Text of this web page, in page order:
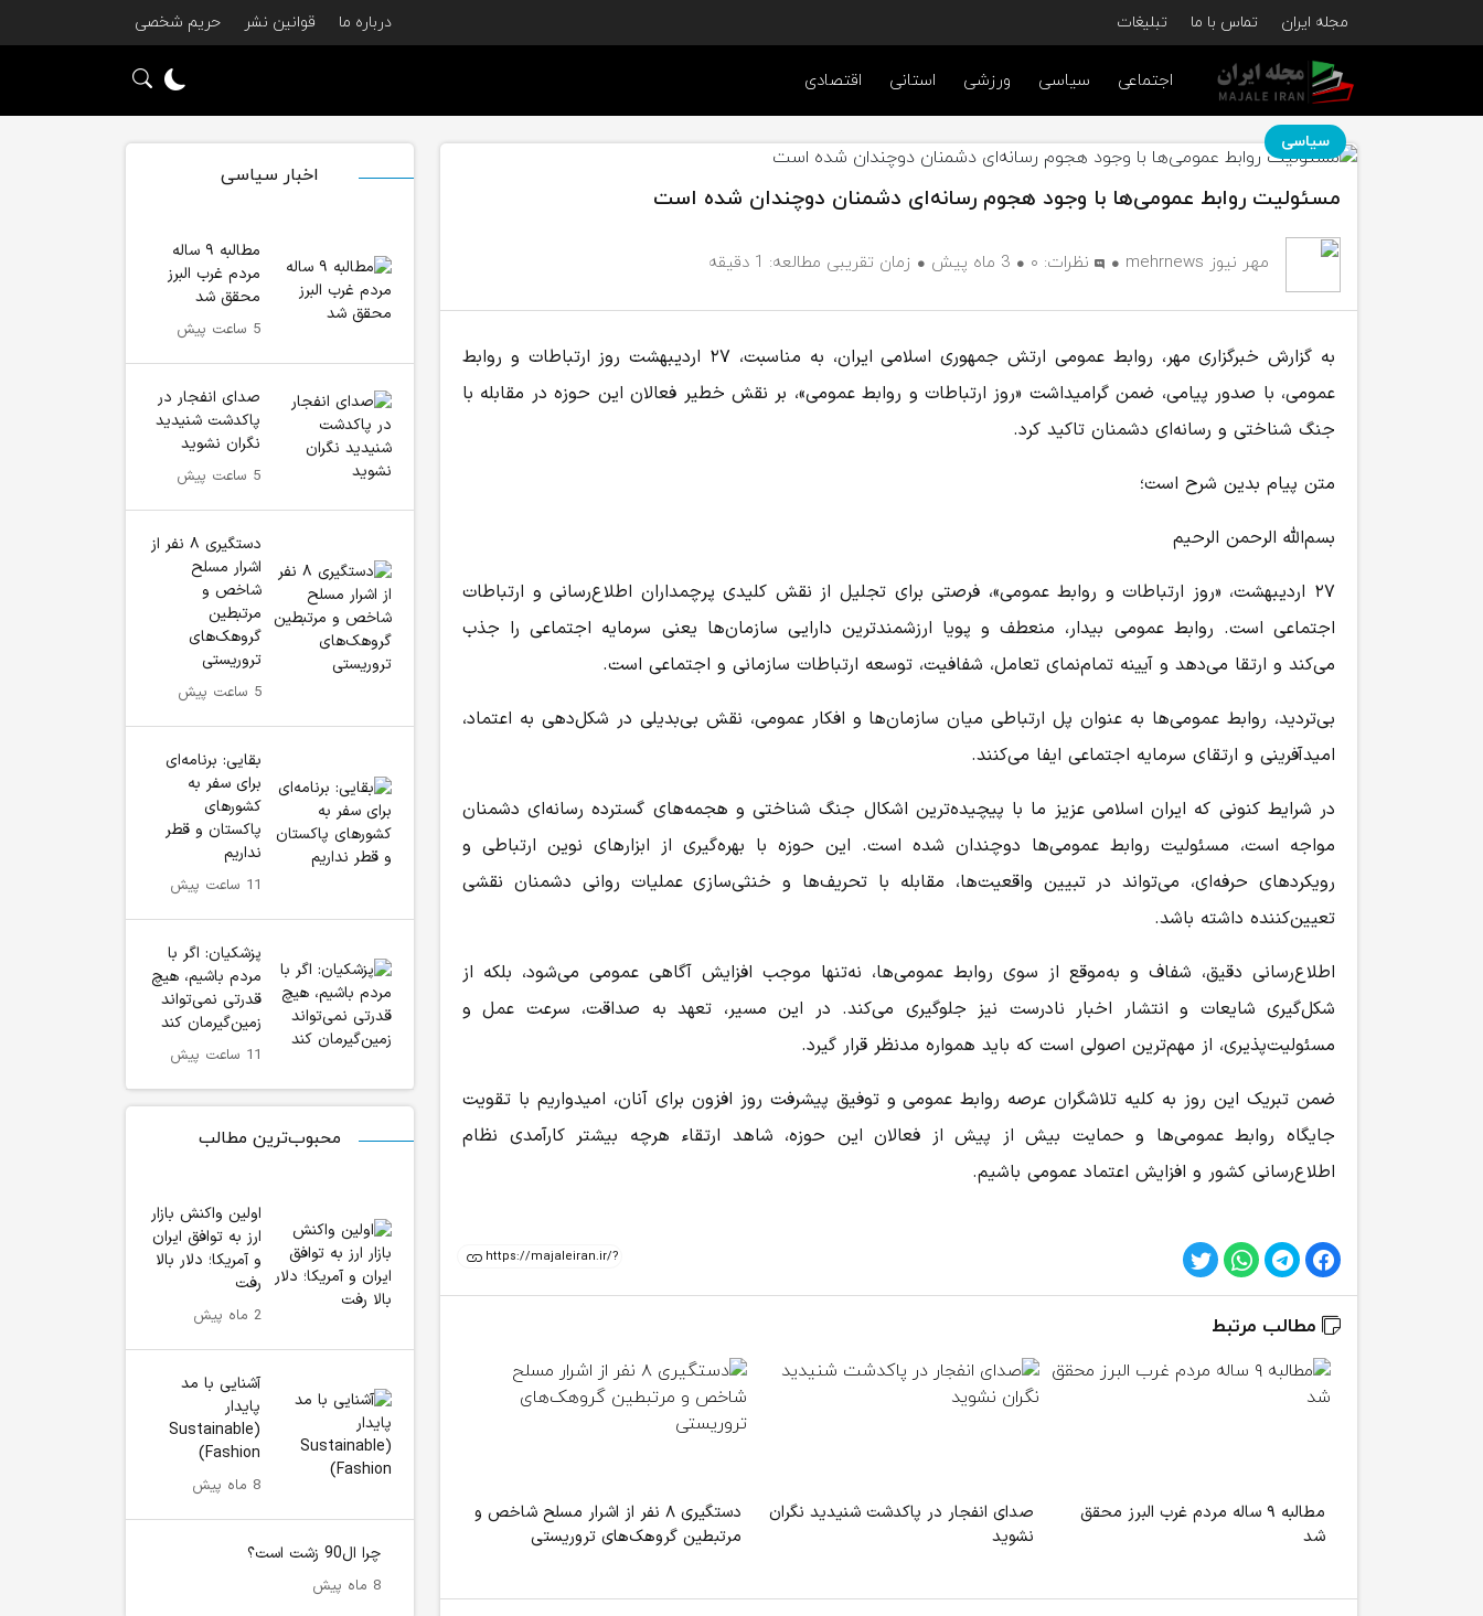
مجله ایران تماس با ما تبلیغات درباره ما قوانین نشر حریم شخصی
اجتماعی سیاسی ورزشی استانی اقتصادی
سیاسی
مسئولیت روابط عمومی‌ها با وجود هجوم رسانه‌ای دشمنان دوچندان شده است
مهر نیوز mehrnews نظرات: ۰ 3 ماه پیش زمان تقریبی مطالعه: 1 دقیقه
به گزارش خبرگزاری مهر، روابط عمومی ارتش جمهوری اسلامی ایران، به مناسبت، ۲۷ اردیبهشت روز ارتباطات و روابط
عمومی، با صدور پیامی، ضمن گرامیداشت «روز ارتباطات و روابط عمومی»، بر نقش خطیر فعالان این حوزه در مقابله با
جنگ شناختی و رسانه‌ای دشمنان تاکید کرد.
متن پیام بدین شرح است؛
بسم‌الله الرحمن الرحیم
۲۷ اردیبهشت، «روز ارتباطات و روابط عمومی»، فرصتی برای تجلیل از نقش کلیدی پرچمداران اطلاع‌رسانی و ارتباطات
اجتماعی است. روابط عمومی بیدار، منعطف و پویا ارزشمندترین دارایی سازمان‌ها یعنی سرمایه اجتماعی را جذب
می‌کند و ارتقا می‌دهد و آیینه تمام‌نمای تعامل، شفافیت، توسعه ارتباطات سازمانی و اجتماعی است.
بی‌تردید، روابط عمومی‌ها به عنوان پل ارتباطی میان سازمان‌ها و افکار عمومی، نقش بی‌بدیلی در شکل‌دهی به اعتماد،
امیدآفرینی و ارتقای سرمایه اجتماعی ایفا می‌کنند.
در شرایط کنونی که ایران اسلامی عزیز ما با پیچیده‌ترین اشکال جنگ شناختی و هجمه‌های گسترده رسانه‌ای دشمنان
مواجه است، مسئولیت روابط عمومی‌ها دوچندان شده است. این حوزه با بهره‌گیری از ابزارهای نوین ارتباطی و
رویکردهای حرفه‌ای، می‌تواند در تبیین واقعیت‌ها، مقابله با تحریف‌ها و خنثی‌سازی عملیات روانی دشمنان نقشی
تعیین‌کننده داشته باشد.
اطلاع‌رسانی دقیق، شفاف و به‌موقع از سوی روابط عمومی‌ها، نه‌تنها موجب افزایش آگاهی عمومی می‌شود، بلکه از
شکل‌گیری شایعات و انتشار اخبار نادرست نیز جلوگیری می‌کند. در این مسیر، تعهد به صداقت، سرعت عمل و
مسئولیت‌پذیری، از مهم‌ترین اصولی است که باید همواره مدنظر قرار گیرد.
ضمن تبریک این روز به کلیه تلاشگران عرصه روابط عمومی و توفیق پیشرفت روز افزون برای آنان، امیدواریم با تقویت
جایگاه روابط عمومی‌ها و حمایت بیش از پیش از فعالان این حوزه، شاهد ارتقاء هرچه بیشتر کارآمدی نظام
اطلاع‌رسانی کشور و افزایش اعتماد عمومی باشیم.
مطالب مرتبط
مطالبه ۹ ساله مردم غرب البرز محقق
شد
صدای انفجار در پاکدشت شنیدید نگران
نشوید
دستگیری ۸ نفر از اشرار مسلح شاخص و
مرتبطین گروهک‌های تروریستی
بقایی: برنامه‌ای برای سفر به کشورهای
پزشکیان: اگر با مردم
اخبار سیاسی
مطالبه ۹ ساله
مردم غرب البرز
محقق شد
5 ساعت پیش
صدای انفجار در
پاکدشت شنیدید
نگران نشوید
5 ساعت پیش
دستگیری ۸ نفر از
اشرار مسلح
شاخص و
مرتبطین
گروهک‌های
تروریستی
5 ساعت پیش
بقایی: برنامه‌ای
برای سفر به
کشورهای
پاکستان و قطر
نداریم
11 ساعت پیش
پزشکیان: اگر با
مردم باشیم، هیچ
قدرتی نمی‌تواند
زمین‌گیرمان کند
11 ساعت پیش
محبوب‌ترین مطالب
اولین واکنش بازار
ارز به توافق ایران
و آمریکا؛ دلار بالا
رفت
2 ماه پیش
آشنایی با مد
پایدار
(Sustainable
Fashion)
8 ماه پیش
چرا ال90 زشت است؟
8 ماه پیش